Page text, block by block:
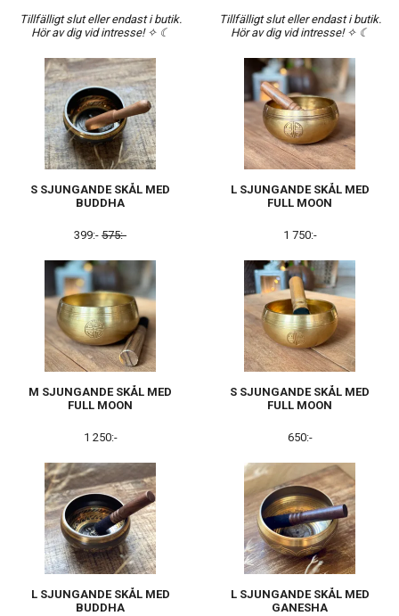
Tillfälligt slut eller endast i butik.
Hör av dig vid intresse! ✧ ☾
Tillfälligt slut eller endast i butik.
Hör av dig vid intresse! ✧ ☾
S SJUNGANDE SKÅL MED
BUDDHA
399:- 575:-
L SJUNGANDE SKÅL MED
FULL MOON
1 750:-
M SJUNGANDE SKÅL MED
FULL MOON
1 250:-
S SJUNGANDE SKÅL MED
FULL MOON
650:-
L SJUNGANDE SKÅL MED
BUDDHA
L SJUNGANDE SKÅL MED
GANESHA